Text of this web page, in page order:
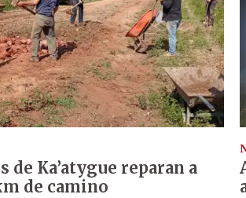
de Ka’atygue reparan a
de camino